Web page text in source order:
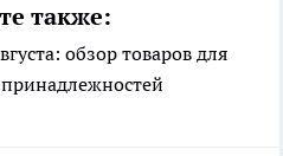
также:
обзор товаров для